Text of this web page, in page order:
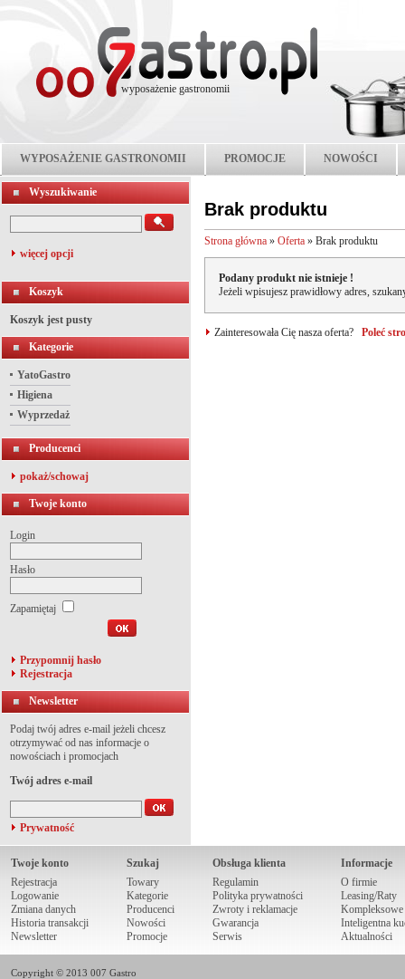
wyposażenie gastronomii
WYPOSAŻENIE GASTRONOMII PROMOCJE NOWOŚCI
Wyszukiwanie
więcej opcji
Koszyk
Koszyk jest pusty
Kategorie
YatoGastro
Higiena
Wyprzedaż
Producenci
pokaż/schowaj
Twoje konto
Login
Hasło
Zapamiętaj
Przypomnij hasło
Rejestracja
Newsletter
Podaj twój adres e-mail jeżeli chcesz
otrzymywać od nas informacje o
nowościach i promocjach
Twój adres e-mail
Prywatność
Brak produktu
Strona główna » Oferta » Brak produktu
Podany produkt nie istnieje !
Jeżeli wpisujesz prawidłowy adres,
Zainteresowała Cię nasza oferta? Poleć
Twoje konto
Rejestracja
Logowanie
Zmiana danych
Historia transakcji
Newsletter
Szukaj
Towary
Kategorie
Producenci
Nowości
Promocje
Obsługa klienta
Regulamin
Polityka prywatności
Zwroty i reklamacje
Gwarancja
Serwis
Informacje
O firmie
Leasing/Raty
Kompleksowe
Inteligentna
Aktualności
Copyright © 2013 007 Gastro